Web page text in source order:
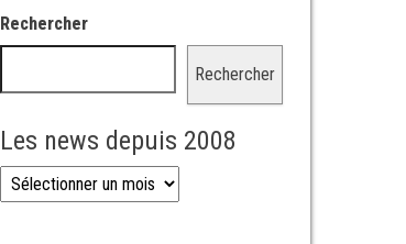
Rechercher
Rechercher
Les news depuis 2008
Les news depuis 2008